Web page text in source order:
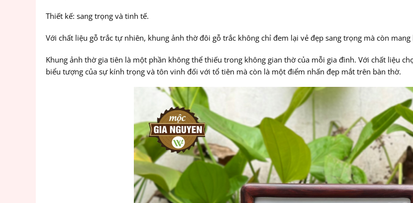
Thiết kế: sang trọng và tinh tế.
Với chất liệu gỗ trắc tự nhiên, khung ảnh thờ đôi gỗ trắc không chỉ đem lại vẻ đẹp sang trọng mà còn
Khung ảnh thờ gia tiên là một phần không thể thiếu trong không gian thờ của mỗi gia đình. Với chất liệu
biểu tượng của sự kính trọng và tôn vinh đối với tổ tiên mà còn là một điểm nhấn đẹp mắt trên bàn thờ.